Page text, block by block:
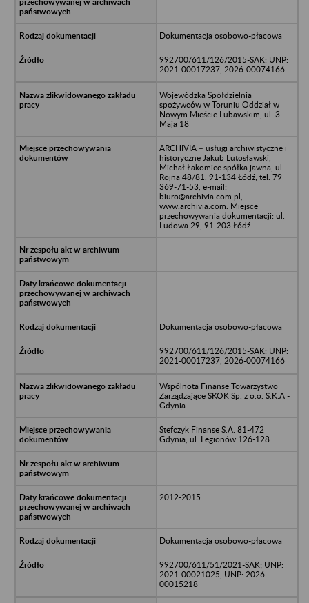
Dokumentacja osobowo-płacowa
992700/611/126/2015-SAK: UNP:
2021-00017237, 2026-00074166
Wojewódzka Spółdzielnia
spożywców w Toruniu Oddział w
Nowym Mieście Lubawskim, ul. 3
Maja 18
ARCHIVIA – usługi archiwistyczne i
historyczne Jakub Lutosławski,
Michał Łakomiec spółka jawna, ul.
Rojna 48/81, 91-134 Łódź, tel. 79
369-71-53, e-mail:
biuro@archivia.com.pl,
www.archivia.com. Miejsce
przechowywania dokumentacji: ul.
Ludowa 29, 91-203 Łódź
Dokumentacja osobowo-płacowa
992700/611/126/2015-SAK: UNP:
2021-00017237, 2026-00074166
Wspólnota Finanse Towarzystwo
Zarządzające SKOK Sp. z o.o. S.K.A -
Gdynia
Stefczyk Finanse S.A. 81-472
Gdynia, ul. Legionów 126-128
2012-2015
Dokumentacja osobowo-płacowa
992700/611/51/2021-SAK; UNP:
2021-00021025, UNP: 2026-
00015218